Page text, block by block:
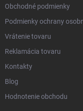
Obchodné podmienky
Podmienky ochrany
Vrátenie tovaru
Reklamácia tovaru
Kontakty
Blog
Hodnotenie obchodu